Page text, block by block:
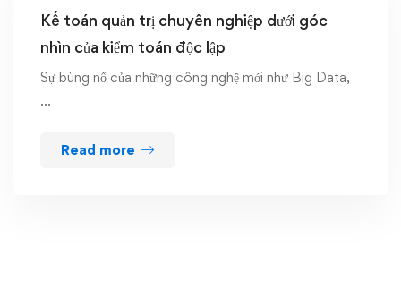
Kế toán quản trị chuyên nghiệp dưới góc
nhìn của kiểm toán độc lập
Sự bùng nổ của những công nghệ mới như Big Data,
…
Read more